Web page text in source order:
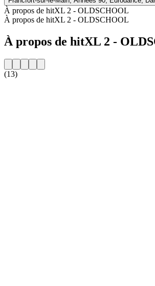
À propos de hitXL 2 - OLDSCHOOL
À propos de hitXL 2 - OLDSCHOOL
À propos de hitXL 2 -
(13)